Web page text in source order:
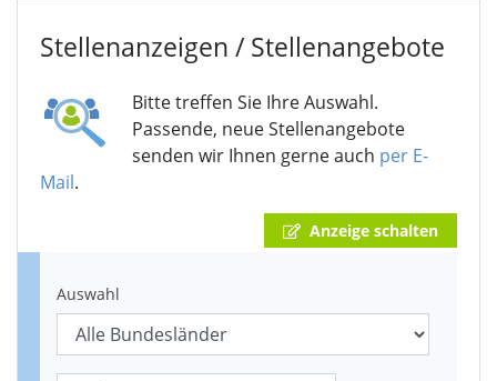
Stellenanzeigen / Stellenangebote
Bitte treffen Sie Ihre Auswahl.
Passende, neue Stellenangebote
senden wir Ihnen gerne auch per E-
Mail.
Anzeige schalten
Auswahl